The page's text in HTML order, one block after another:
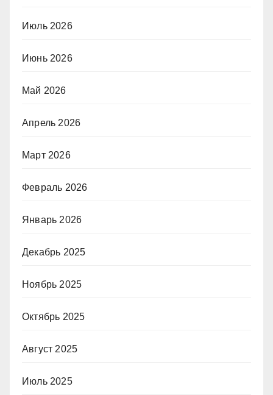
Июль 2026
Июнь 2026
Май 2026
Апрель 2026
Март 2026
Февраль 2026
Январь 2026
Декабрь 2025
Ноябрь 2025
Октябрь 2025
Август 2025
Июль 2025